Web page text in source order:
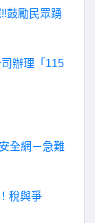
鼓勵民眾踴
辦理「115
全網－急難
稅與爭